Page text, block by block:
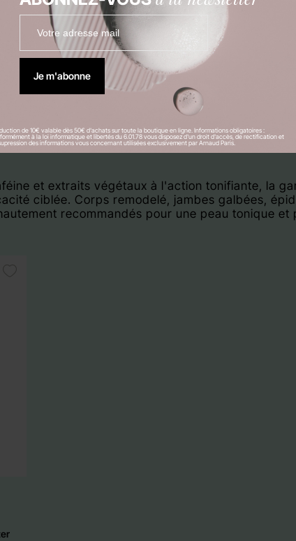
et extraits végétaux à l'action tonifiante, la
ciblée. Corps remodelé, jambes galbées,
recommandés pour une peau tonique et
Je m'abonne
de 10€ valable dès 50€ d'achats sur toute la boutique en ligne. Informations obligatoires :
à la loi informatique et libertés du 6.01.78 vous disposez d'un droit d'accès, de rectification et
des informations vous concernant utilisées exclusivement par Arnaud Paris.